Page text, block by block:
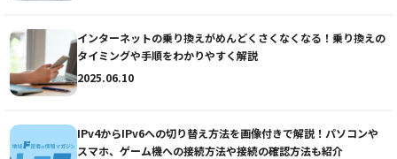
インターネットの乗り換えがめんどくさくなくなる！乗り換えの
タイミングや手順をわかりやすく解説
2025.06.10
IPv4からIPv6への切り替え方法を画像付きで解説！パソコンや
スマホ、ゲーム機への接続方法や接続の確認方法も紹介